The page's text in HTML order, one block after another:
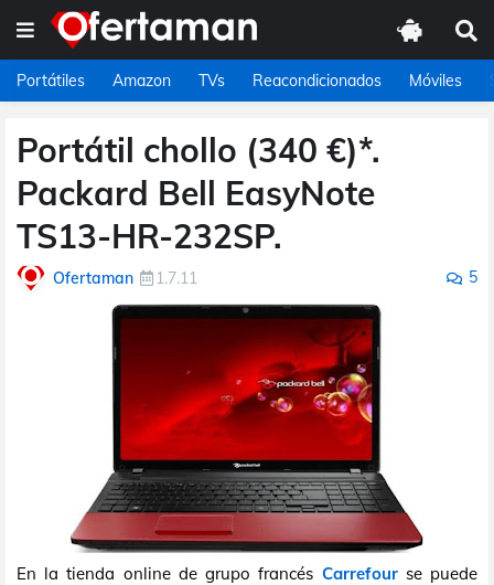
Portátiles Amazon TVs Reacondicionados Móviles
Portátil chollo (340 €)*.
Packard Bell EasyNote
TS13-HR-232SP.
Ofertaman 1.7.11 5
En la tienda online de grupo francés Carrefourse puede